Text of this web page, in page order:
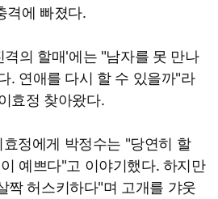
격에 빠졌다.
격의 할매'에는 "남자를 못 만나
. 연애를 다시 할 수 있을까"라
효정 찾아왔다.
정에게 박정수는 "당연히 할
예쁘다"고 이야기했다. 하지만
짝 허스키하다"며 고개를 갸웃